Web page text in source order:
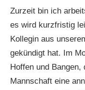
Zurzeit bin ich
es wird kurzfristig
Kollegin aus
gekündigt hat. Im
Hoffen und
Mannschaft eine